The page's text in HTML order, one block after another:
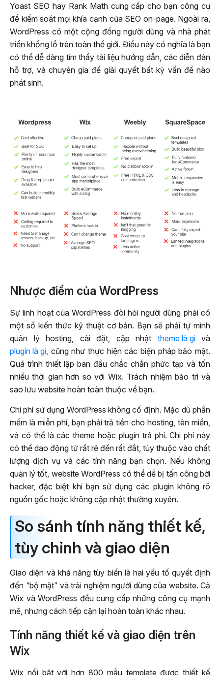
Yoast SEO hay Rank Math cung cấp cho bạn công cụ
để kiểm soát mọi khía cạnh của SEO on-page. Ngoài ra,
WordPress có một cộng đồng người dùng và nhà phát
triển khổng lồ trên toàn thế giới. Điều này có nghĩa là bạn
có thể dễ dàng tìm thấy tài liệu hướng dẫn, các diễn đàn
hỗ trợ, và chuyên gia để giải quyết bất kỳ vấn đề nào
phát sinh.
Nhược điểm của WordPress
Sự linh hoạt của WordPress đòi hỏi người dùng phải có
một số kiến thức kỹ thuật cơ bản. Bạn sẽ phải tự mình
quản lý hosting, cài đặt, cập nhật theme là gìvà
plugin là gì , cũng như thực hiện các biện pháp bảo mật.
Quá trình thiết lập ban đầu chắc chắn phức tạp và tốn
nhiều thời gian hơn so với Wix. Trách nhiệm bảo trì và
sao lưu website hoàn toàn thuộc về bạn.
Chi phí sử dụng WordPress không cố định. Mặc dù phần
mềm là miễn phí, bạn phải trả tiền cho hosting, tên miền,
và có thể là các theme hoặc plugin trả phí. Chi phí này
có thể dao động từ rất rẻ đến rất đắt, tùy thuộc vào chất
lượng dịch vụ và các tính năng bạn chọn. Nếu không
quản lý tốt, website WordPress có thể dễ bị tấn công bởi
hacker, đặc biệt khi bạn sử dụng các plugin không rõ
nguồn gốc hoặc không cập nhật thường xuyên.
So sánh tính năng thiết kế,
tùy chỉnh và giao diện
Giao diện và khả năng tùy biến là hai yếu tố quyết định
đến “bộ mặt” và trải nghiệm người dùng của website. Cả
Wix và WordPress đều cung cấp những công cụ mạnh
mẽ, nhưng cách tiếp cận lại hoàn toàn khác nhau.
Tính năng thiết kế và giao diện trên
Wix
Wix nổi bật với hơn 800 mẫu template được thiết kế